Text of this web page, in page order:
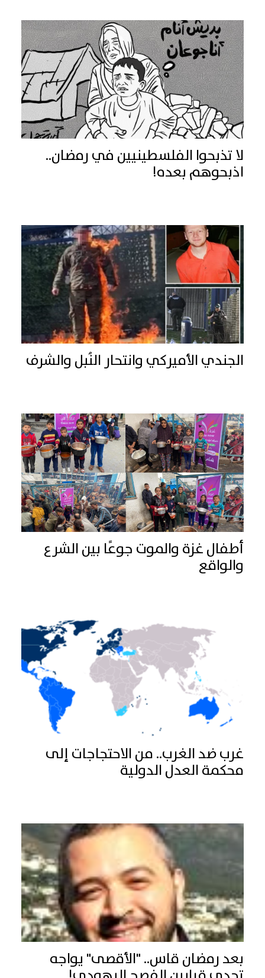
لا تذبحوا الفلسطينيين في رمضان..
اذبحوهم بعده!
الجندي الأميركي وانتحار النُبل والشرف
أطفال غزة والموت جوعًا بين الشرع
والواقع
غرب ضد الغرب.. من الاحتجاجات إلى
محكمة العدل الدولية
بعد رمضان قاس.. "الأقصى" يواجه